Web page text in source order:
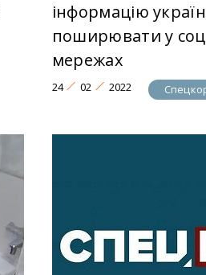
інформацію
поширювати у
мережах
24 02 2022